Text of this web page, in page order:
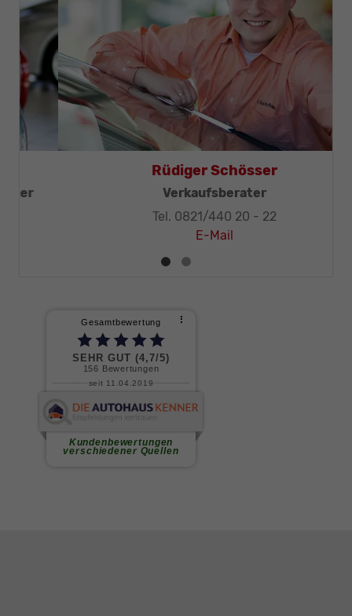
Thomas Mohr
Geschäftsleitung, KFZ-Techniker-Meister
Tel. 0821/440 20 - 32